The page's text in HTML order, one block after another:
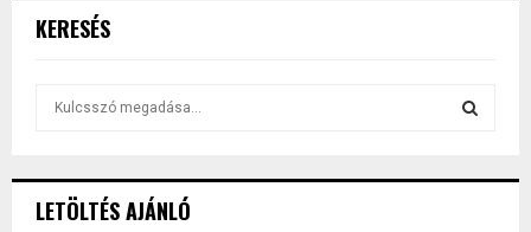
KERESÉS
h
LETÖLTÉS AJÁNLÓ